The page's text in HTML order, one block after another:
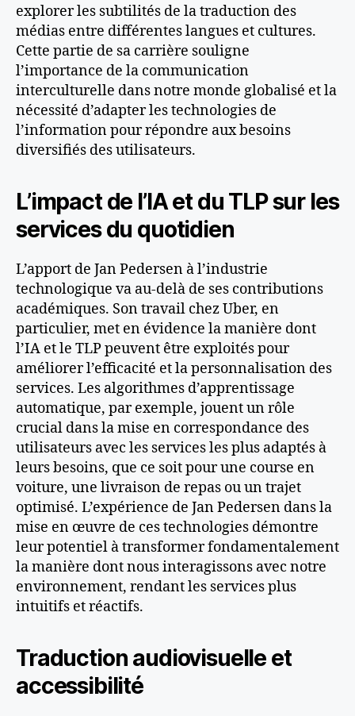
explorer les subtilités de la traduction des
médias entre différentes langues et cultures​​.
Cette partie de sa carrière souligne
l’importance de la communication
interculturelle dans notre monde globalisé et la
nécessité d’adapter les technologies de
l’information pour répondre aux besoins
diversifiés des utilisateurs.
L’impact de l’IA et du TLP sur les
services du quotidien
L’apport de Jan Pedersen à l’industrie
technologique va au-delà de ses contributions
académiques. Son travail chez Uber, en
particulier, met en évidence la manière dont
l’IA et le TLP peuvent être exploités pour
améliorer l’efficacité et la personnalisation des
services. Les algorithmes d’apprentissage
automatique, par exemple, jouent un rôle
crucial dans la mise en correspondance des
utilisateurs avec les services les plus adaptés à
leurs besoins, que ce soit pour une course en
voiture, une livraison de repas ou un trajet
optimisé​​. L’expérience de Jan Pedersen dans la
mise en œuvre de ces technologies démontre
leur potentiel à transformer fondamentalement
la manière dont nous interagissons avec notre
environnement, rendant les services plus
intuitifs et réactifs.
Traduction audiovisuelle et
accessibilité